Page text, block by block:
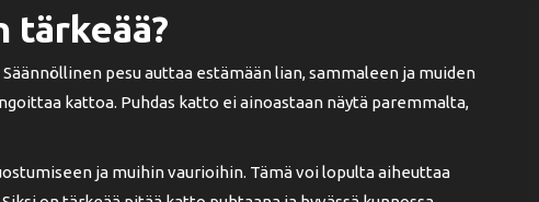
tärkeää?
pesu auttaa estämään lian, sammaleen ja muiden
kattoa. Puhdas katto ei ainoastaan näytä paremmalta,
ja muihin vaurioihin. Tämä voi lopulta aiheuttaa